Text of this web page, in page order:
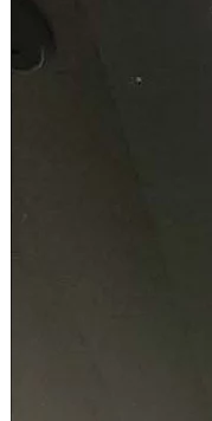
Юридическая фирма
дольщиков в спорах с
взысканию
некачественную
изменениями
споров по ДДУ,
эффективный и
При этом мы
Обращаясь к нам,
консультацию от
вопросы, детально
документы,
каждого
взыскания и
услуги. При этом мы
юридических услуг,